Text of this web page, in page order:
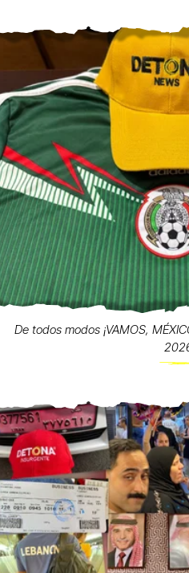
De todos modos ¡VAMOS,